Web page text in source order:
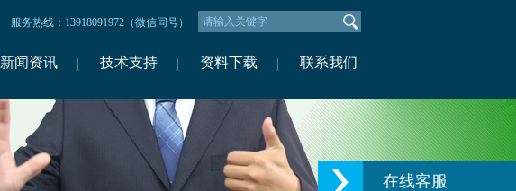
服务热线：13918091972（微信同号）
新闻资讯 技术支持 资料下载 联系我们
在线客服